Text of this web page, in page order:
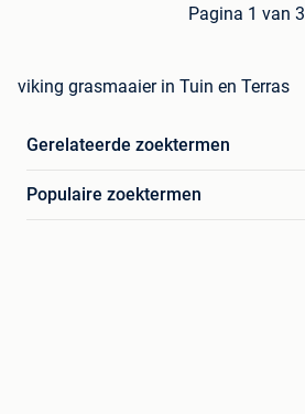
Pagina 1 van 3
viking grasmaaier in Tuin en Terras
Gerelateerde zoektermen
Populaire zoektermen